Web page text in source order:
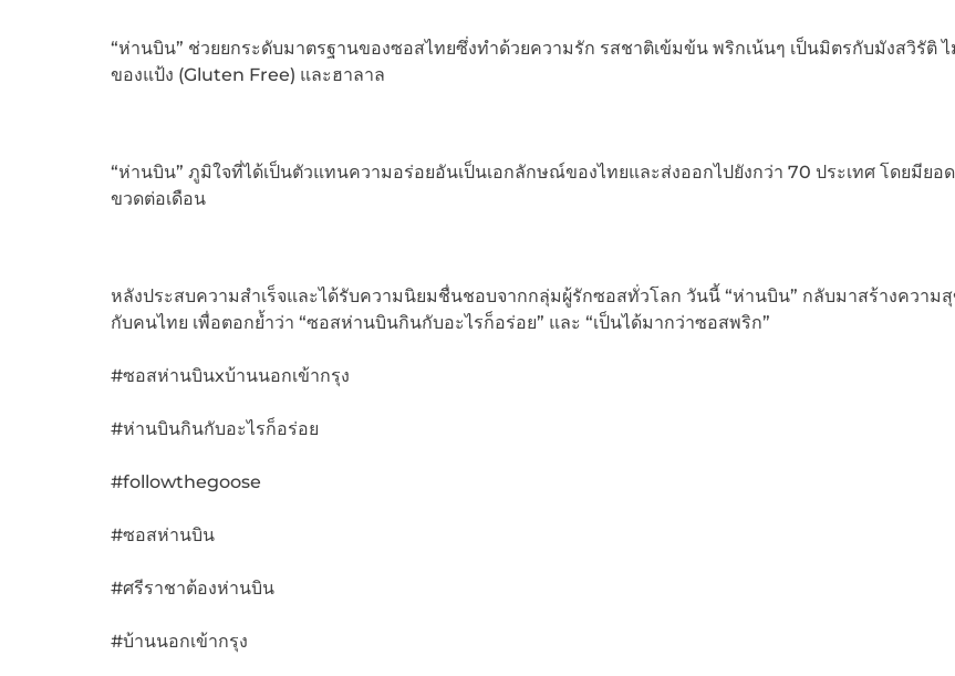
“ห่านบิน” ช่วยยกระดับมาตรฐานของซอสไทยซึ่งทำด้วยความรัก รสชาติเข้มข้น พริกเน้นๆ เป็นมิตรกับมังสวิรัติ
ของแป้ง (Gluten Free) และฮาลาล
“ห่านบิน” ภูมิใจที่ได้เป็นตัวแทนความอร่อยอันเป็นเอกลักษณ์ของไทยและส่งออกไปยังกว่า 70 ประเทศ โดยมียอ
ขวดต่อเดือน
หลังประสบความสำเร็จและได้รับความนิยมชื่นชอบจากกลุ่มผู้รักซอสทั่วโลก วันนี้ “ห่านบิน” กลับมาสร้างความ
กับคนไทย เพื่อตอกย้ำว่า “ซอสห่านบินกินกับอะไรก็อร่อย” และ “เป็นได้มากว่าซอสพริก”​
#ซอสห่านบินxบ้านนอกเข้ากรุง
#ห่านบินกินกับอะไรก็อร่อย
#followthegoose
#ซอสห่านบิน
#ศรีราชาต้องห่านบิน
#บ้านนอกเข้ากรุง